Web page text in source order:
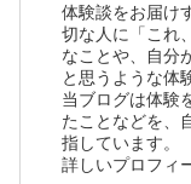
体験談をお届け
切な人に「これ
なことや、自分
と思うような体
当ブログは体験
たことなどを、
指しています。
詳しいプロフィ